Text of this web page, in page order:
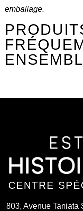
emballage.
CENTRE
803, Avenue Taniata